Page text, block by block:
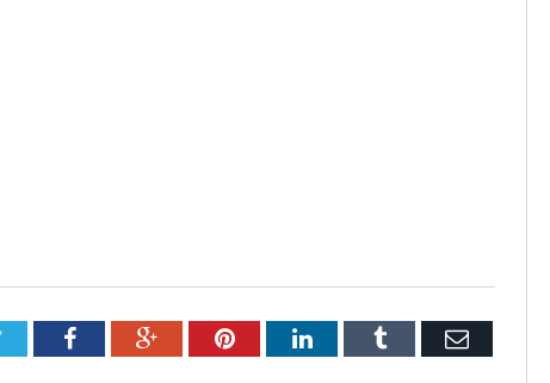
TwitterFacebookGoogle+PinterestLinkedInTumblr Email